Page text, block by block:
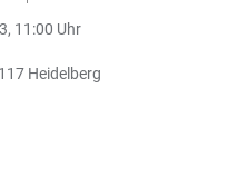
11:00 Uhr
Heidelberg